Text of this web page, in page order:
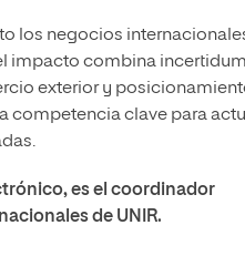
los negocios
impacto combina
exterior y
competencia clave para
es el coordinador
de UNIR.